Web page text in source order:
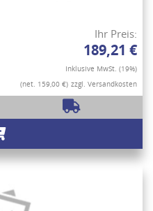
Ihr Preis:
189,21 €
Inklusive MwSt. (19%)
(net. 159,00 €) zzgl. Versandkosten